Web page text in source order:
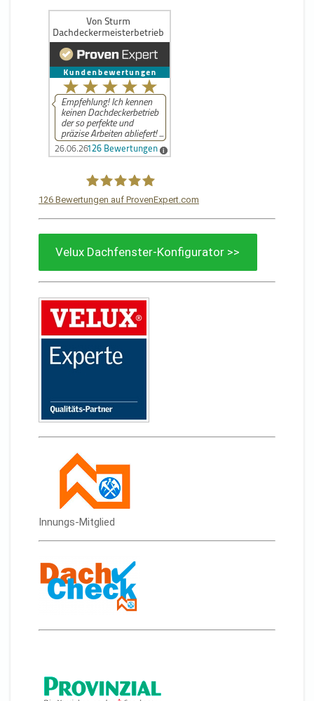
Von Sturm Dachdeckermeisterbetrieb
126 Bewertungen auf ProvenExpert.com
Velux Dachfenster-Konfigurator >>
Innungs-Mitglied